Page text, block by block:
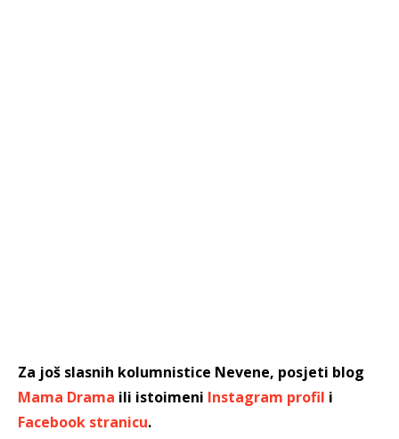
Za još slasnih kolumnistice Nevene, posjeti blog
Mama Drama ili istoimeni Instagram profil i
Facebook stranicu.